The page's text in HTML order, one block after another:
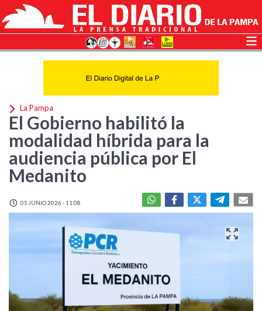
La Pampa
El Gobierno habilitó la
modalidad híbrida para la
audiencia pública por El
Medanito
05 JUNIO 2026 - 11:08